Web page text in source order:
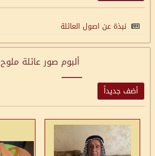
نبذة عن اصول العائلة
ألبوم صور عائلة ملوح
أضف جديداً